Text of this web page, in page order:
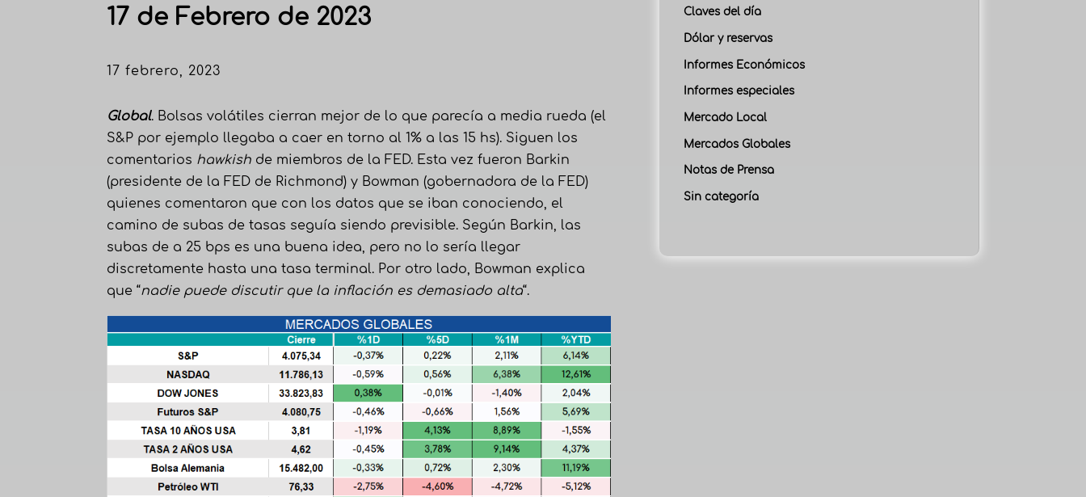
17 de Febrero de 2023
17 febrero, 2023
Global. Bolsas volátiles cierran mejor de lo que parecía a media rueda (el
S&P por ejemplo llegaba a caer en torno al 1% a las 15 hs). Siguen los
comentarios hawkish de miembros de la FED. Esta vez fueron Barkin
(presidente de la FED de Richmond) y Bowman (gobernadora de la FED)
quienes comentaron que con los datos que se iban conociendo, el
camino de subas de tasas seguía siendo previsible. Según Barkin, las
subas de a 25 bps es una buena idea, pero no lo sería llegar
discretamente hasta una tasa terminal. Por otro lado, Bowman explica
que “nadie puede discutir que la inflación es demasiado alta“.
Claves del día
Dólar y reservas
Informes Económicos
Informes especiales
Mercado Local
Mercados Globales
Notas de Prensa
Sin categoría